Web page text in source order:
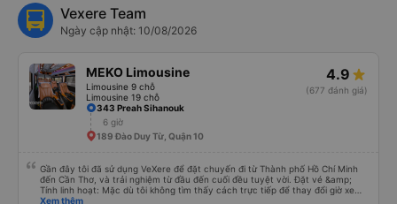
Vexere Team
Ngày cập nhật: 10/08/2026
MEKO Limousine
Limousine 9 chỗ
Limousine 19 chỗ
4.9
(677 đánh giá)
343 Preah Sihanouk
6 giờ
189 Đào Duy Từ, Quận 10
Gần đây tôi đã sử dụng VeXere để đặt chuyến đi từ Thành phố Hồ Chí Minh
đến Cần Thơ, và trải nghiệm từ đầu đến cuối đều tuyệt vời. Đặt vé &amp;
Tính linh hoạt: Mặc dù tôi không tìm thấy cách trực tiếp để thay đổi giờ xe
buýt ban đầu trong ứng dụng, nhưng quá trình hủy và đặt lại vé rất suôn sẻ.
Xem thêm